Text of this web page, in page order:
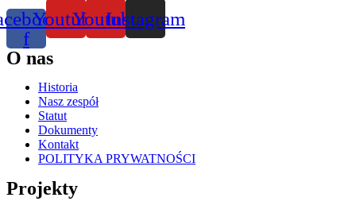
f
YoutubeYoutubeInstagram
O nas
Historia
Nasz zespół
Statut
Dokumenty
Kontakt
POLITYKA PRYWATNOŚCI
Projekty